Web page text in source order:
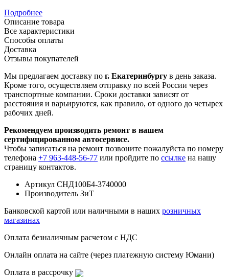
Подробнее
Описание товара
Все характеристики
Способы оплаты
Доставка
Отзывы покупателей
Мы предлагаем доставку по г. Екатеринбургу в день заказа.
Кроме того, осуществляем отправку по всей России через
транспортные компании. Сроки доставки зависят от
расстояния и варьируются, как правило, от одного до четырех
рабочих дней.
Рекомендуем производить ремонт в нашем
сертифицированном автосервисе.
Чтобы записаться на ремонт позвоните пожалуйста по номеру
телефона +7 963-448-56-77 или пройдите по ссылке на нашу
страницу контактов.
Артикул СНД100Б4-3740000
Производитель ЗиТ
Банковской картой или наличными в наших розничных
магазинах
Оплата безналичным расчетом с НДС
Онлайн оплата на сайте (через платежную систему Юмани)
Оплата в рассрочку